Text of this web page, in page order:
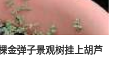
金弹子景观树挂上胡芦